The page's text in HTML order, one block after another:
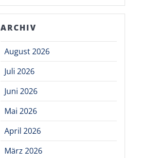
ARCHIV
August 2026
Juli 2026
Juni 2026
Mai 2026
April 2026
März 2026